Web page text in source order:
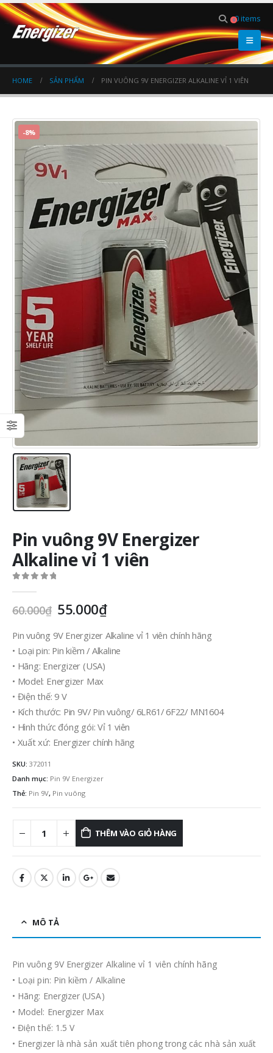
00 items
HOME SẢN PHẨM PIN VUÔNG 9V ENERGIZER ALKALINE VỈ 1 VIÊN
-8%
Pin vuông 9V Energizer
Alkaline vỉ 1 viên
60.000₫ Giá
là:
60.000₫.
55.000₫Giá
hiện
tại
là:
Pin vuông 9V Energizer Alkaline vỉ 1 viên chính hãng
• Loại pin: Pin kiềm / Alkaline
• Hãng: Energizer (USA)
• Model: Energizer Max
• Điện thế: 9 V
• Kích thước: Pin 9V/ Pin vuông/ 6LR61/ 6F22/ MN1604
• Hình thức đóng gói: Vỉ 1 viên
• Xuất xứ: Energizer chính hãng
SKU: 372011
Danh mục: Pin 9V Energizer
Thẻ: Pin 9V, Pin vuông
THÊM VÀO GIỎ HÀNG
MÔ TẢ
Pin vuông 9V Energizer Alkaline vỉ 1 viên chính hãng
• Loại pin: Pin kiềm / Alkaline
• Hãng: Energizer (USA)
• Model: Energizer Max
• Điện thế: 1.5 V
• Energizer là nhà sản xuất tiên phong trong các nhà sản xuất